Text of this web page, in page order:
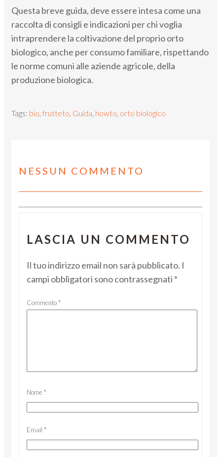
Questa breve guida, deve essere intesa come una
raccolta di consigli e indicazioni per chi voglia
intraprendere la coltivazione del proprio orto
biologico, anche per consumo familiare, rispettando
le norme comuni alle aziende agricole, della
produzione biologica.
Tags: bio,frutteto, Guida, howto, orto biologico
NESSUN COMMENTO
LASCIA UN COMMENTO
Il tuo indirizzo email non sarà pubblicato. I
campi obbligatori sono contrassegnati *
Commento *
Nome *
Email *